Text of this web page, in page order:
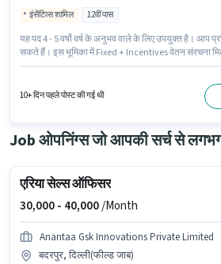
इंसेंटिव्स शामिल 12वीं पास
यह पद 4 - 5 वर्षो वर्ष के अनुभव वाले के लिए उपयुक्त है। आप
सकते हैं। इस भूमिका में Fixed + Incentives वेतन संरचना
होना चाहिए।
10+ दिन पहले पोस्ट की गई थी
Job ओपनिंग्स जो आपकी सर्च से
एरिया सेल्स ऑफिसर
30,000 - 40,000/Month
Anantaa Gsk Innovations Private Limited
बदरपुर, दिल्ली(फील्ड जाब)